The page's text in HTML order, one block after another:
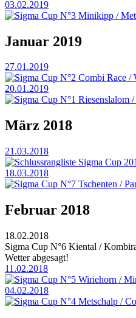
03.02.2019
Sigma Cup N°3 Minikipp /
Januar 2019
27.01.2019
Sigma Cup N°2 Combi Race /
20.01.2019
Sigma Cup N°1 Riesenslalom
März 2018
21.03.2018
Schlussrangliste Sigma Cup
18.03.2018
Sigma Cup N°7 Tschenten /
Februar 2018
18.02.2018
Sigma Cup N°6 Kiental /
Wetter abgesagt!
11.02.2018
Sigma Cup N°5 Wiriehorn /
04.02.2018
Sigma Cup N°4 Metschalp /